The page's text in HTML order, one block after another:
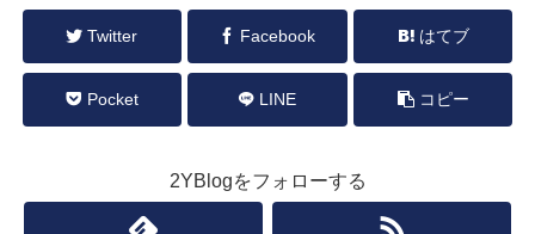
Twitter Facebook はてブ
Pocket LINE コピー
2YBlogをフォローする